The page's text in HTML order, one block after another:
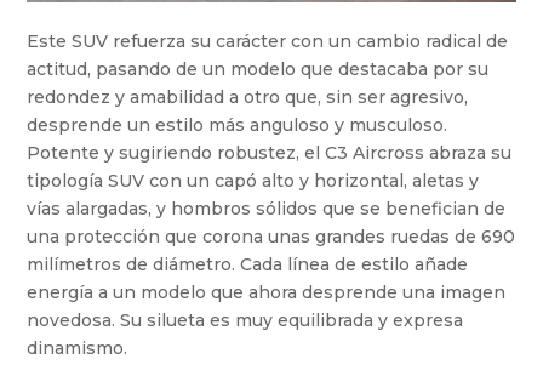
Este SUV refuerza su carácter con un cambio radical de
actitud, pasando de un modelo que destacaba por su
redondez y amabilidad a otro que, sin ser agresivo,
desprende un estilo más anguloso y musculoso.
Potente y sugiriendo robustez, el C3 Aircross abraza su
tipología SUV con un capó alto y horizontal, aletas y
vías alargadas, y hombros sólidos que se benefician de
una protección que corona unas grandes ruedas de 690
milímetros de diámetro. Cada línea de estilo añade
energía a un modelo que ahora desprende una imagen
novedosa. Su silueta es muy equilibrada y expresa
dinamismo.